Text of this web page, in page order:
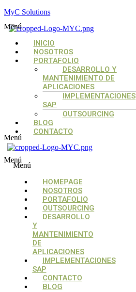
MyC Solutions
Menú
INICIO
NOSOTROS
PORTAFOLIO
DESARROLLO Y
MANTENIMIENTO DE
APLICACIONES
IMPLEMENTACIONES
SAP
OUTSOURCING
BLOG
CONTACTO
Menú
Menú
Menú
HOMEPAGE
NOSOTROS
PORTAFOLIO
OUTSOURCING
DESARROLLO
Y
MANTENIMIENTO
DE
APLICACIONES
IMPLEMENTACIONES
SAP
CONTACTO
BLOG